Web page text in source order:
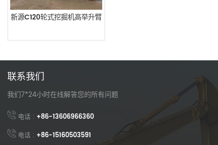
新源C120轮式挖掘机高举升臂
联系我们
我们7*24小时在线解答您的所有问题
电话 : +86-13606966360
电话 : +86-15160503591